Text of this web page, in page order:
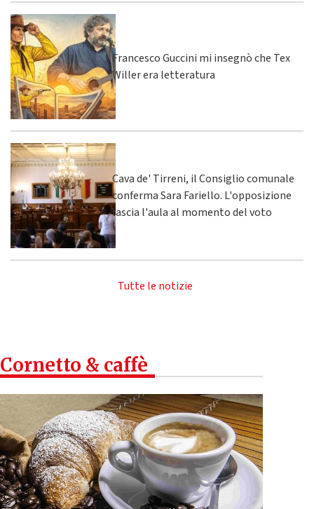
Francesco Guccini mi insegnò che Tex
Willer era letteratura
Cava de' Tirreni, il Consiglio comunale
conferma Sara Fariello. L'opposizione
lascia l'aula al momento del voto
Tutte le notizie
Cornetto & caffè